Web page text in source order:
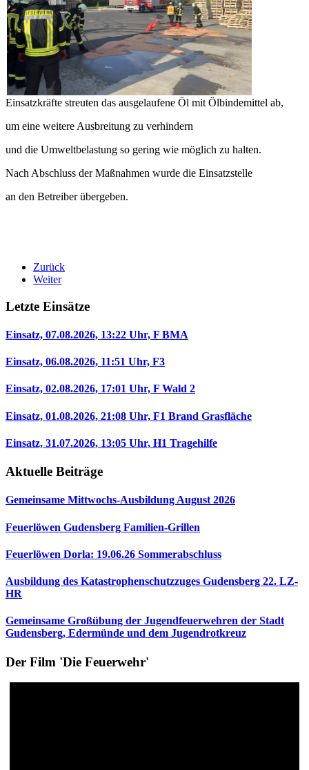
Einsatzkräfte streuten das ausgelaufene Öl mit Ölbindemittel ab,
um eine weitere Ausbreitung zu verhindern
und die Umweltbelastung so gering wie möglich zu halten.
Nach Abschluss der Maßnahmen wurde die Einsatzstelle
an den Betreiber übergeben.
Zurück
Weiter
Letzte Einsätze
Einsatz, 07.08.2026, 13:22 Uhr, F BMA
Einsatz, 06.08.2026, 11:51 Uhr, F3
Einsatz, 02.08.2026, 17:01 Uhr, F Wald 2
Einsatz, 01.08.2026, 21:08 Uhr, F1 Brand Grasfläche
Einsatz, 31.07.2026, 13:05 Uhr, H1 Tragehilfe
Aktuelle Beiträge
Gemeinsame Mittwochs-Ausbildung August 2026
Feuerlöwen Gudensberg Familien-Grillen
Feuerlöwen Dorla: 19.06.26 Sommerabschluss
Ausbildung des Katastrophenschutzzuges Gudensberg 22. LZ-
HR
Gemeinsame Großübung der Jugendfeuerwehren der Stadt
Gudensberg, Edermünde und dem Jugendrotkreuz
Der Film 'Die Feuerwehr'